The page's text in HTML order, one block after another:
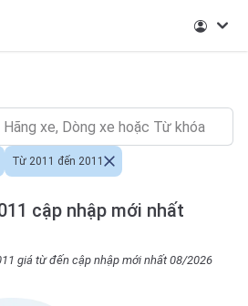
cập nhập mới nhất
giá từ đến cập nhập mới nhất 08/2026
Từ 2011 đến 2011